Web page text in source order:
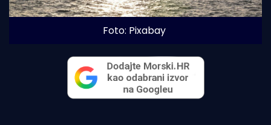
Foto: Pixabay